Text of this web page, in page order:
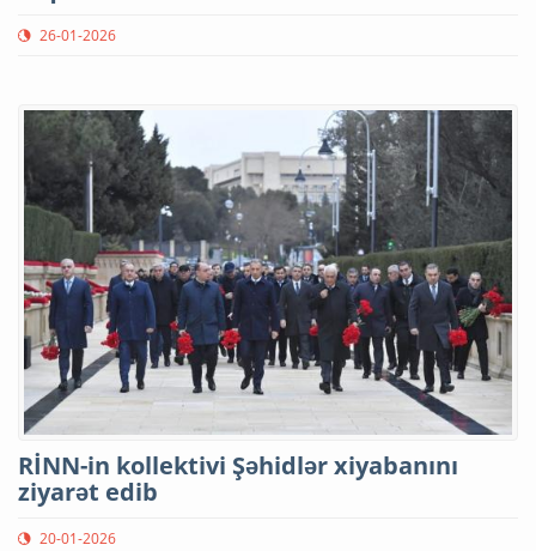
26-01-2026
RİNN-in kollektivi Şəhidlər xiyabanını
ziyarət edib
20-01-2026